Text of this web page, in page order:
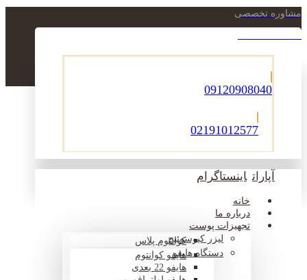
مشاوره تخصصی
09120908040
02191012577
آپارات اینستاگرام
خانه
درباره ما
تجهیزات پوست
لیزر کیوسوئیچکوانتوم پلاس
دستگاه هایفوهایفو کوانتوم
هایفو 22 بعدی